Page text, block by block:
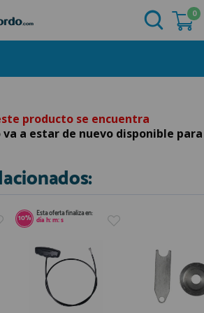
soy cliente
su contraseña?
Quiero registrarme
0
producto se encuentra
va a estar de nuevo disponible para
10% Esta oferta finaliza en:
día h:m:s